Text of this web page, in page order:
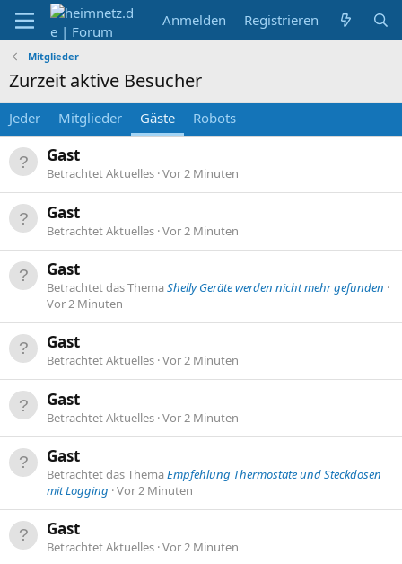
Anmelden Registrieren
Mitglieder
Zurzeit aktive Besucher
Jeder Mitglieder Gäste Robots
Gast
Betrachtet Aktuelles Vor 2 Minuten
Gast
Betrachtet Aktuelles Vor 2 Minuten
Gast
Betrachtet das ThemaShelly Geräte werden nicht mehr gefunden
Vor 2 Minuten
Gast
Betrachtet Aktuelles Vor 2 Minuten
Gast
Betrachtet Aktuelles Vor 2 Minuten
Gast
Betrachtet das ThemaEmpfehlung Thermostate und Steckdosen
mit Logging Vor 2 Minuten
Gast
Betrachtet Aktuelles Vor 2 Minuten